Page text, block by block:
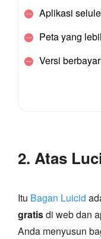
Aplikasi
Peta yang
Versi
2. Atas
Itu Bagan Luicid
gratisdi web dan
Anda menyusun